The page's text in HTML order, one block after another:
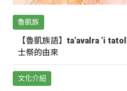
魯凱族
【魯凱族語】ta‘avalra ‘i
士祭的由來
文化介紹